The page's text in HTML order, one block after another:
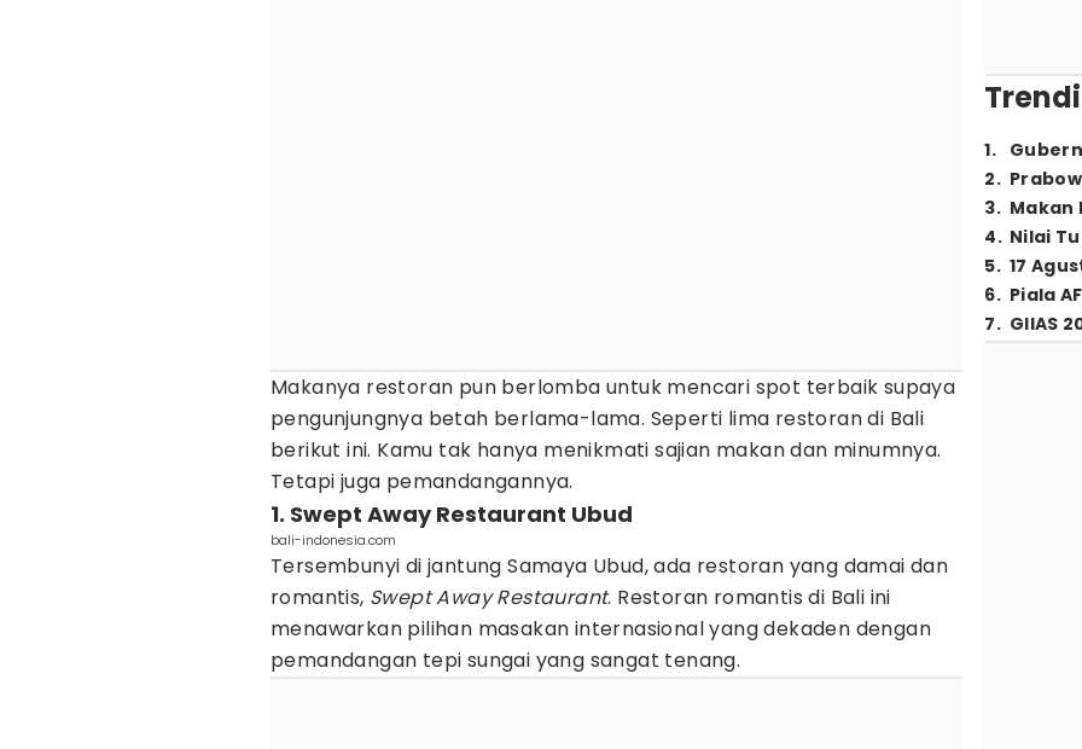
Makanya restoran pun berlomba untuk mencari spot terbaik supaya
pengunjungnya betah berlama-lama. Seperti lima restoran di Bali
berikut ini. Kamu tak hanya menikmati sajian makan dan minumnya.
Tetapi juga pemandangannya.
1. Swept Away Restaurant Ubud
bali-indonesia.com
Tersembunyi di jantung Samaya Ubud, ada restoran yang damai dan
romantis, Swept Away Restaurant. Restoran romantis di Bali ini
menawarkan pilihan masakan internasional yang dekaden dengan
pemandangan tepi sungai yang sangat tenang.
1.
2.
3. Makan
4. Nilai
5. 17
6. Piala
7. GIIAS